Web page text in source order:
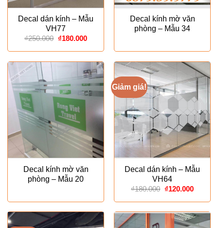
Decal dán kính – Mẫu
VH77
₫250.000 Giá
là:
₫250.000.
₫180.000Giá
tại
là:
₫180.000.
Decal kính mờ văn
phòng – Mẫu 34
Decal kính mờ văn
phòng – Mẫu 20
Giảm giá!
Decal dán kính – Mẫu
VH64
₫180.000 Giá
là:
₫180.000.
₫120.000Giá
tại
là: